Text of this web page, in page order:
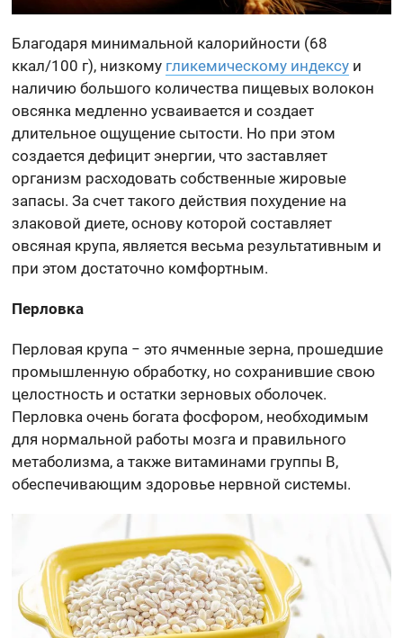
Благодаря минимальной калорийности (68
ккал/100 г), низкому гликемическому индексу и
наличию большого количества пищевых волокон
овсянка медленно усваивается и создает
длительное ощущение сытости. Но при этом
создается дефицит энергии, что заставляет
организм расходовать собственные жировые
запасы. За счет такого действия похудение на
злаковой диете, основу которой составляет
овсяная крупа, является весьма результативным и
при этом достаточно комфортным.
Перловка
Перловая крупа − это ячменные зерна, прошедшие
промышленную обработку, но сохранившие свою
целостность и остатки зерновых оболочек.
Перловка очень богата фосфором, необходимым
для нормальной работы мозга и правильного
метаболизма, а также витаминами группы B,
обеспечивающим здоровье нервной системы.